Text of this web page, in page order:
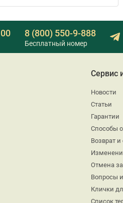
8 (800) 550-9-888
Бесплатный номер
Сервис
Новости
Статьи
Гарантии
Способы
Возврат
Отмена
Вопросы
Клички
Список